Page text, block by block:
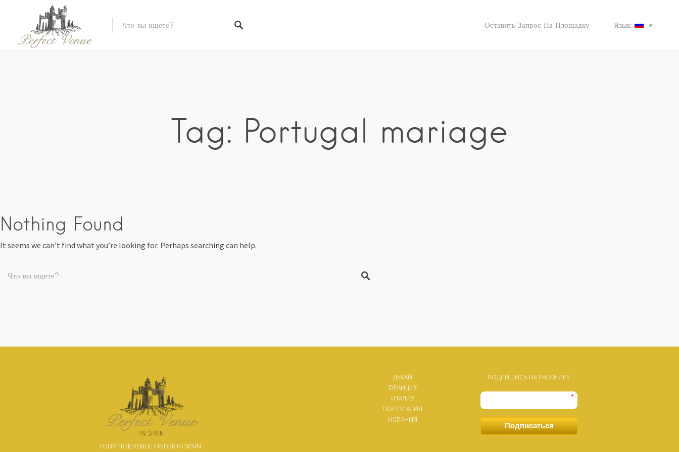
Оставить Запрос На Площадку Язык:
Tag: Portugal mariage
Nothing Found
It seems we can’t find what you’re looking for. Perhaps searching can help.
YOUR FREE VENUE FINDER IN SPAIN
ДУБАЙ
ФРАНЦИЯ
ИТАЛИЯ
ПОРТУГАЛИЯ
ИСПАНИЯ
ПОДПИШИСЬ НА РАССЫЛКУ
*
Подписаться